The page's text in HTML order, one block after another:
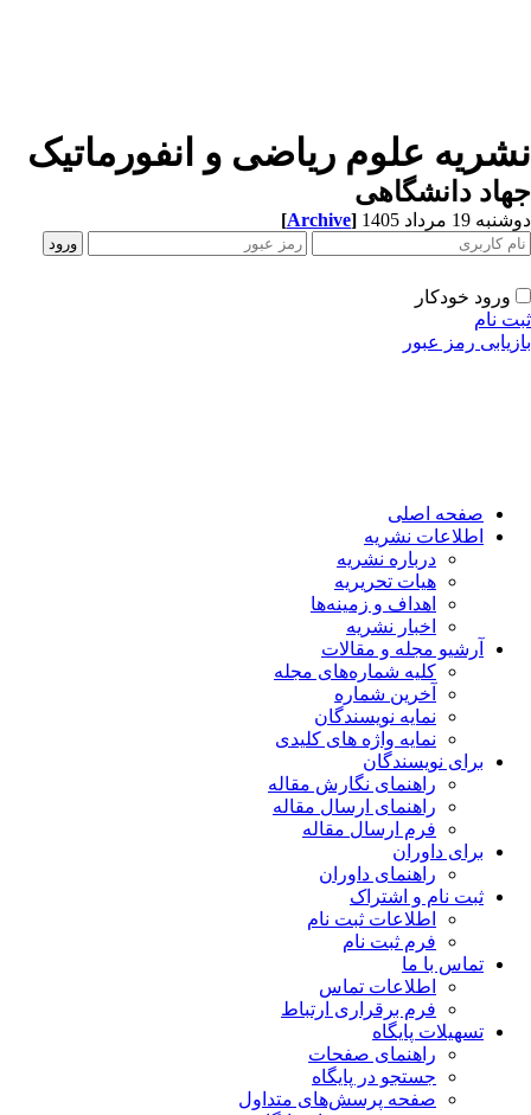
علوم ریاضی و انفورماتیک
دانشگاهی
19 مرداد 1405 [Archive]
ورود خودکار
نام
رمز عبور
صفحه اصلی
اطلاعات نشریه
درباره نشریه
هیات تحریریه
اهداف و زمینه‌ها
اخبار نشریه
آرشیو مجله و مقالات
کلیه شماره‌های مجله
آخرین شماره
نمایه نویسندگان
نمایه واژه های کلیدی
برای نویسندگان
راهنمای نگارش مقاله
راهنمای ارسال مقاله
فرم ارسال مقاله
برای داوران
راهنمای داوران
ثبت نام و اشتراک
اطلاعات ثبت نام
فرم ثبت نام
تماس با ما
اطلاعات تماس
فرم برقراری ارتباط
تسهیلات پایگاه
راهنمای صفحات
جستجو در پایگاه
صفحه پرسش‌های متداول